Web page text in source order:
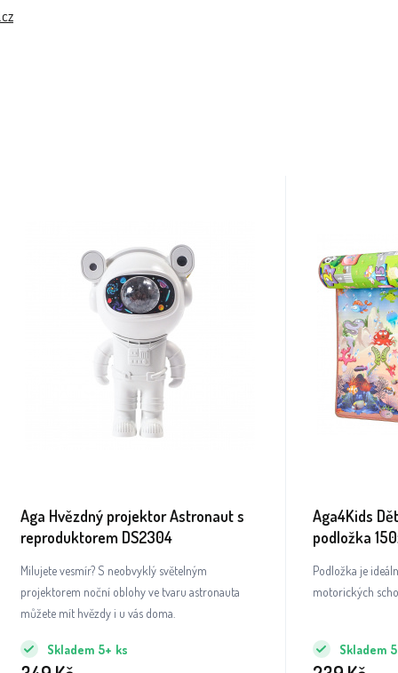
Aga Hvězdný projektor Astronaut s
reproduktorem DS2304
Milujete vesmír? S neobvyklý světelným
projektorem noční oblohy ve tvaru astronauta
můžete mít hvězdy i u vás doma.
Skladem 5+ ks
Aga4Kids
podložka
Podložka je
motorických
Skladem